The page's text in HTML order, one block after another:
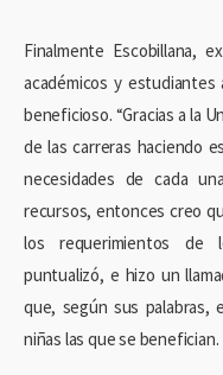
Finalmente Escobillana,
académicos y
beneficioso. “Gracias a la
de las carreras haciendo
necesidades de cada
recursos, entonces creo
los requerimientos de
puntualizó, e hizo un
que, según sus palabras,
niñas las que se benefician.